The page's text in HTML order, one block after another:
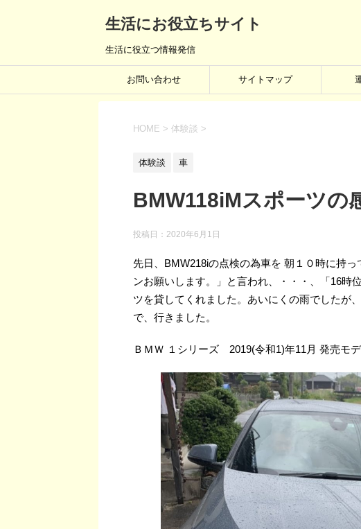
生活にお役立ちサイト
生活に役立つ情報発信
お問い合わせ サイトマップ
HOME > 体験談 >
体験談 車
BMW118iMスポーツの
投稿日： 2020年6月1日
先日、BMW218iの点検の為車を 朝１０時に持
ンお願いします。」と言われ、・・・、「16時
ツを貸してくれました。あいにくの雨でしたが
で、行きました。
ＢＭＷ １シリーズ 2019(令和1)年11月 発売モデ